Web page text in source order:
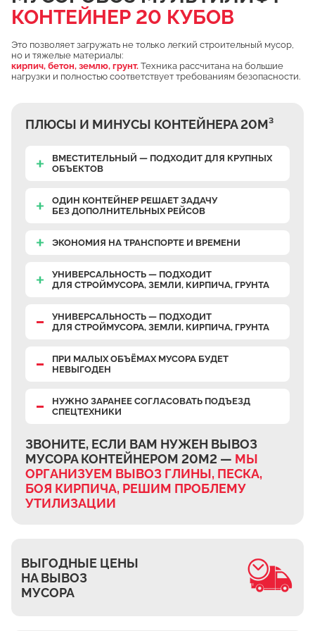
Чулково
Осеченки
Поповка
Кулаково
Поповка
Синьково
Еганово
Кривцы
Тяжино
Верхнее Велино
Становое
Шилово
Паткино
Зелёная Слобода
Апариха
Запрудное
Редькино
КОНТЕЙНЕР 20 КУБОВ
Это позволяет загружать не только легкий строительный мусор,
но и тяжелые материалы:
кирпич, бетон, землю, грунт. Техника рассчитана на большие
нагрузки и полностью соответствует требованиям безопасности.
ВЫГОДНЫЕ ЦЕНЫ
НА ВЫВОЗ
МУСОРА
ПЛЮСЫ И МИНУСЫ КОНТЕЙНЕРА 20М³
ВМЕСТИТЕЛЬНЫЙ — ПОДХОДИТ ДЛЯ КРУПНЫХ
ОБЪЕКТОВ
ОДИН КОНТЕЙНЕР РЕШАЕТ ЗАДАЧУ
БЕЗ ДОПОЛНИТЕЛЬНЫХ РЕЙСОВ
ЭКОНОМИЯ НА ТРАНСПОРТЕ И ВРЕМЕНИ
УНИВЕРСАЛЬНОСТЬ — ПОДХОДИТ
ДЛЯ СТРОЙМУСОРА, ЗЕМЛИ, КИРПИЧА, ГРУНТА
УНИВЕРСАЛЬНОСТЬ — ПОДХОДИТ
ДЛЯ СТРОЙМУСОРА, ЗЕМЛИ, КИРПИЧА, ГРУНТА
ПРИ МАЛЫХ ОБЪЁМАХ МУСОРА БУДЕТ
НЕВЫГОДЕН
НУЖНО ЗАРАНЕЕ СОГЛАСОВАТЬ ПОДЪЕЗД
СПЕЦТЕХНИКИ
ЗВОНИТЕ, ЕСЛИ ВАМ НУЖЕН ВЫВОЗ
МУСОРА КОНТЕЙНЕРОМ 20М2 — МЫ
ОРГАНИЗУЕМ ВЫВОЗ ГЛИНЫ, ПЕСКА,
БОЯ КИРПИЧА, РЕШИМ ПРОБЛЕМУ
УТИЛИЗАЦИИ